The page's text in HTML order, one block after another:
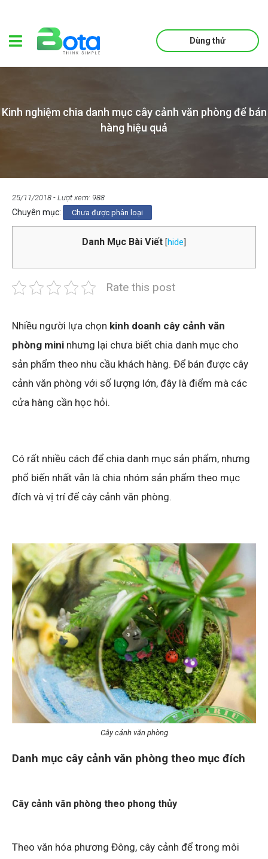
Dùng thử
Kinh nghiệm chia danh mục cây cảnh văn phòng để bán
hàng hiệu quả
25/11/2018 - Lượt xem: 988
Chuyên mục: Chưa được phân loại
Danh Mục Bài Viết [hide
Rate this post
Nhiều người lựa chọn kinh doanh cây cảnh văn
phòng mini nhưng lại chưa biết chia danh mục cho
sản phẩm theo nhu cầu khách hàng. Để bán được cây
cảnh văn phòng với số lượng lớn, đây là điểm mà các
cửa hàng cần học hỏi.
Có rất nhiều cách để chia danh mục sản phẩm, nhưng
phổ biến nhất vẫn là chia nhóm sản phẩm theo mục
đích và vị trí để cây cảnh văn phòng.
Cây cảnh văn phòng
Danh mục cây cảnh văn phòng theo mục đích
Cây cảnh văn phòng theo phong thủy
Theo văn hóa phương Đông, cây cảnh để trong môi